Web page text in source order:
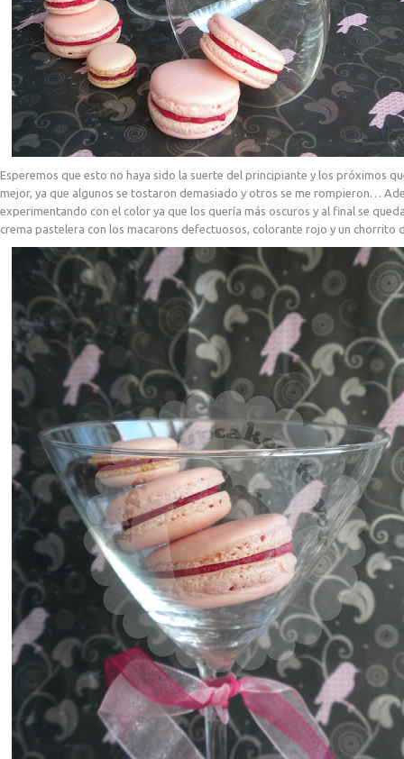
Esperemos que esto no haya sido la suerte del principiante y los próximos
mejor, ya que algunos se tostaron demasiado y otros se me rompieron…
experimentando con el color ya que los quería más oscuros y al final se
crema pastelera con los macarons defectuosos, colorante rojo y un chorrito